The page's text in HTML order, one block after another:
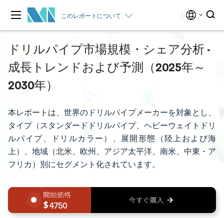
このレポートについて
ドリルパイプ市場規模・シェア分析 -
成長トレンドおよび予測（2025年～
2030年）
本レポートは、世界のドリルパイプメーカーを対象とし、
タイプ（スタンダードドリルパイプ、ヘビーウェイトドリ
ルパイプ、ドリルカラー）、展開形態（陸上および海
上）、地域（北米、欧州、アジア太平洋、南米、中東・ア
フリカ）別にセグメント化されています。
4750